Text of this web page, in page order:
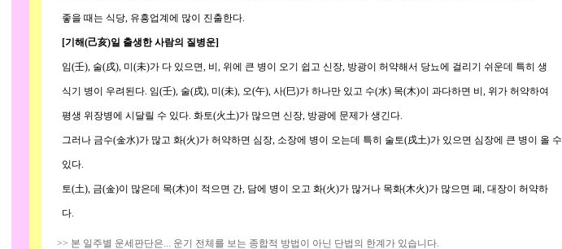
좋을 때는 식당, 유흥업계에 많이 진출한다.
[기해(己亥)일 출생한 사람의 질병운]
임(壬), 술(戌), 미(未)가 다 있으면, 비, 위에 큰 병이 오기 쉽고 신장, 방광이 허약해서 당뇨에 걸리기 쉬운데 특히 생
식기 병이 우려된다. 임(壬), 술(戌), 미(未), 오(午), 사(巳)가 하나만 있고 수(水) 목(木)이 과다하면 비, 위가 허약하여
평생 위장병에 시달릴 수 있다. 화토(火土)가 많으면 신장, 방광에 문제가 생긴다.
그러나 금수(金水)가 많고 화(火)가 허약하면 심장, 소장에 병이 오는데 특히 술토(戌土)가 있으면 심장에 큰 병이 올 수
있다.
토(土), 금(金)이 많은데 목(木)이 적으면 간, 담에 병이 오고 화(火)가 많거나 목화(木火)가 많으면 폐, 대장이 허약하
다.
>> 본 일주별 운세판단은... 운기 전체를 보는 종합적 방법이 아닌 단법의 한계가 있습니다.